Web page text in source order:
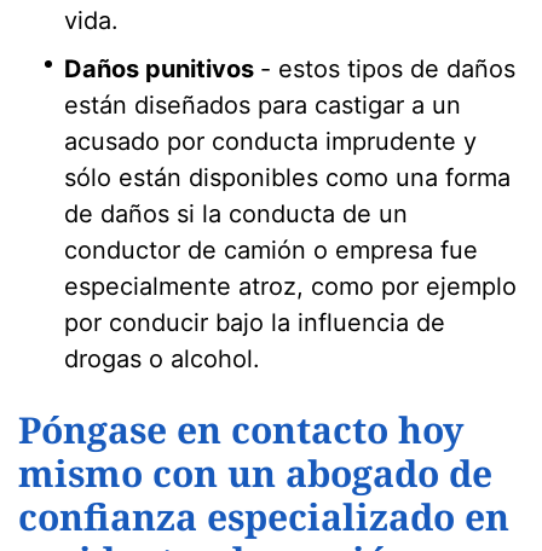
vida.
Daños punitivos - estos tipos de daños
están diseñados para castigar a un
acusado por conducta imprudente y
sólo están disponibles como una forma
de daños si la conducta de un
conductor de camión o empresa fue
especialmente atroz, como por ejemplo
por conducir bajo la influencia de
drogas o alcohol.
Póngase en contacto hoy
mismo con un abogado de
confianza especializado en